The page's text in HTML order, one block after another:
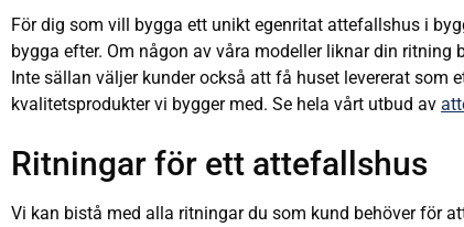
För dig som vill bygga ett unikt egenritat attefallshus i
bygga efter. Om någon av våra modeller liknar din
Inte sällan väljer kunder också att få huset levererat
kvalitetsprodukter vi bygger med. Se hela vårt utbud av
Ritningar för ett attefallshus
Vi kan bistå med alla ritningar du som kund behöver för